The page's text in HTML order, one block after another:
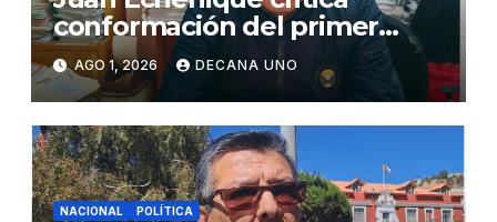
conformación del primer
gabinete ministerial de Keiko
Fujimori
AGO 1, 2026 DECANA UNO
NACIONAL POLÍTICA